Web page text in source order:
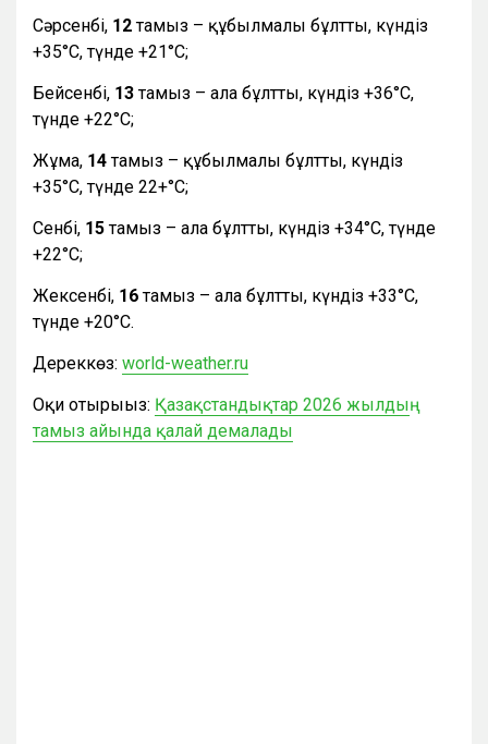
Сәрсенбі, 12тамыз – құбылмалы бұлтты, күндіз
+35°С, түнде +21°С;
Бейсенбі, 13тамыз – ала бұлтты, күндіз +36°С,
түнде +22°С;
Жұма, 14тамыз – құбылмалы бұлтты, күндіз
+35°С, түнде 22+°С;
Сенбі, 15тамыз – ала бұлтты, күндіз +34°С, түнде
+22°С;
Жексенбі, 16тамыз – ала бұлтты, күндіз +33°С,
түнде +20°С.
Дереккөз: world-weather.ru
Оқи отырыңыз: Қазақстандықтар 2026 жылдың
тамыз айында қалай демалады